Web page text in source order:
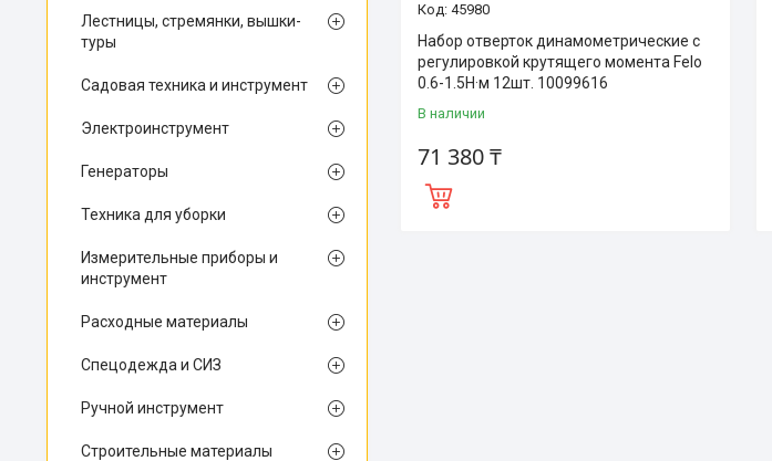
45980
Набор отверток динамометрические c
регулировкой крутящего момента Felo
0.6-1.5Н·м 12шт. 10099616
В наличии
71 380 ₸
Лестницы, стремянки, вышки-
туры
Садовая техника и инструмент
Электроинструмент
Генераторы
Техника для уборки
Измерительные приборы и
инструмент
Расходные материалы
Спецодежда и СИЗ
Ручной инструмент
Строительные материалы